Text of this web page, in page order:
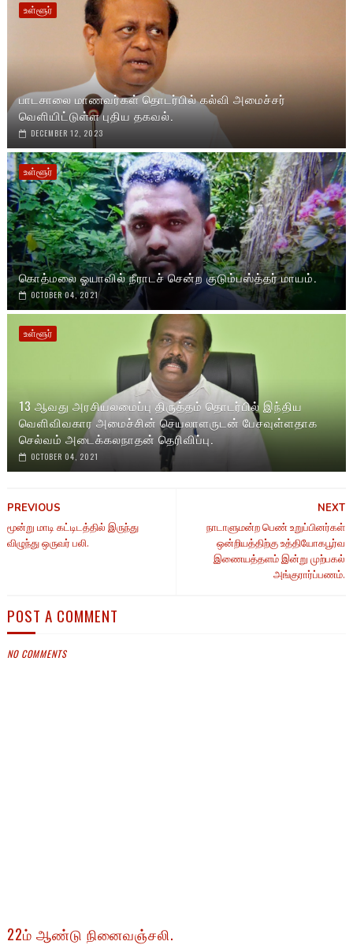
உள்ளூர்
பாடசாலை மாணவர்கள் தொடர்பில் கல்வி அமைச்சர்
வெளியிட்டுள்ள புதிய தகவல்.
DECEMBER 12, 2023
உள்ளூர்
கொத்மலை ஓயாவில் நீராடச் சென்ற குடும்பஸ்த்தர் மாயம்.
OCTOBER 04, 2021
உள்ளூர்
13 ஆவது அரசியலமைப்பு திருத்தம் தொடர்பில் இந்திய
வெளிவிவகார அமைச்சின் செயலாளருடன் பேசவுள்ளதாக
செல்வம் அடைக்கலநாதன் தெரிவிப்பு.
OCTOBER 04, 2021
NEXT
நாடாளுமன்ற பெண் உறுப்பினர்கள்
ஒன்றியத்திற்கு உத்தியோகபூர்வ
இணையத்தளம் இன்று முற்பகல்
அங்குரார்ப்பணம்.
PREVIOUS
மூன்று மாடி கட்டிடத்தில் இருந்து
விழுந்து ஒருவர் பலி.
POST A COMMENT
NO COMMENTS
22ம் ஆண்டு நினைவஞ்சலி.